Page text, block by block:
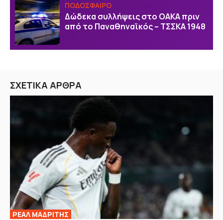
ΠΟΔΟΣΦΑΙΡΟ
Δώδεκα συλλήψεις στο ΟΑΚΑ πριν
από το Παναθηναϊκός – ΤΣΣΚΑ 1948
ΣΧΕΤΙΚΑ ΑΡΘΡΑ
ΡΕΑΛ ΜΑΔΡΙΤΗΣ